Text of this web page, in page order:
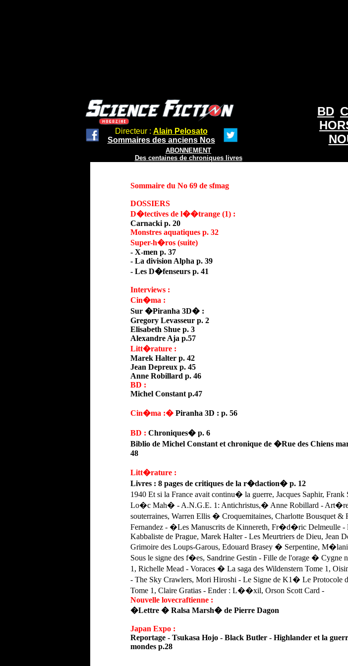
Directeur : Alain Pelosato
Sommaires des anciens Nos
ABONNEMENT
Des centaines de chroniques livres
BD
Sommaire du No 69 de sfmag
DOSSIERS
D�tectives de l��trange (1) :
Carnacki p. 20
Monstres aquatiques p. 32
Super-h�ros (suite)
- X-men p. 37
- La division Alpha p. 39
- Les D�fenseurs p. 41
Interviews :
Cin�ma :
Sur �Piranha 3D� :
Gregory Levasseur p. 2
Elisabeth Shue p. 3
Alexandre Aja p.57
Litt�rature :
Marek Halter p. 42
Jean Depreux p. 45
Anne Robillard p. 46
BD :
Michel Constant p.47
Cin�ma :� Piranha 3D : p. 56
BD : Chroniques� p. 6
Biblio de Michel Constant et chronique de �Rue des Chiens
48
Litt�rature :
Livres : 8 pages de critiques de la r�daction� p. 12
1940 Et si la France avait continu� la guerre, Jacques Saphir, Frank
Lo�c Mah� - A.N.G.E. 1: Antichristus,� Anne Robillard -
souterraines, Warren Ellis � Croquemitaines, Charlotte Bousquet &
Fernandez - �Les Manuscrits de Kinnereth, Fr�d�ric Delmeulle -
Kabbaliste de Prague, Marek Halter - Les Meurtriers de Dieu, Jean
Grimoire des Loups-Garous, Edouard Brasey � Serpentine,
Sous le signe des f�es, Sandrine Gestin - Fille de l'orage � Cygne
1, Richelle Mead - Voraces � La saga des Wildenstern Tome 1,
- The Sky Crawlers, Mori Hiroshi - Le Signe de K1 � Le Protocole
Tome 1, Claire Gratias - Ender : L��xil, Orson Scott Card -
Nouvelle lovecraftienne :
�Lettre � Ralsa Marsh� de Pierre Dagon
Japan Expo :
Reportage - Tsukasa Hojo - Black Butler - Highlander et la
mondes p.28